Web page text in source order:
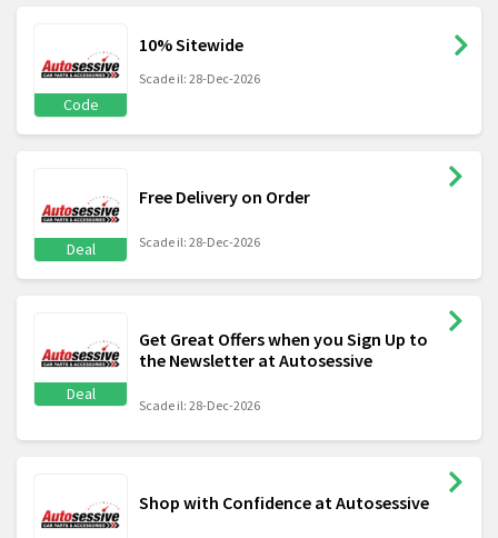
Code
10% Sitewide
Scade il: 28-Dec-2026
Deal
Free Delivery on Order
Scade il: 28-Dec-2026
Deal
Get Great Offers when you Sign Up to
the Newsletter at Autosessive
Scade il: 28-Dec-2026
Shop with Confidence at Autosessive